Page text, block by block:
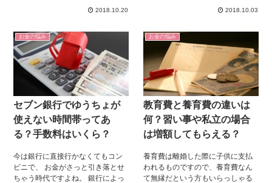
も、大みそかくらいになると「去
ものです。実際の金額がそれより
少ないと、へこんでいたりして。
当時は、1年前のことでもよく覚え
ていましたね。 しかし親になる
と、そうそう嬉しいとばかりも言
っていられません。 親戚の子に赤
ちゃんが産まれたけど、何歳から
上げればいいのかな？？ うちの
子、今年高校生になったけれどま
だ頂いていていいのかしら？ こ
齢にまつわる疑問について調べて
みました。
2018.10.20
しゃるのではないでしょうか。そ
んて打ち明けられることもあるか
もしれません。その彼女と交際が
順調に進み、いざ結婚となった場
合に気になるのが子供にかかる費
用。正直なところ、自分の子供じ
ゃないし…と考えてしまう方もい
らっしゃるはず。子供一人を成人
まで養うとなると約3,000万円の費
用がかかると言われていますが、
養育費を払わず、実の親である元
よね。そんな養育費に関する疑問
を解決していきましょう。
2018.10.03
お金の悩み
セブン銀行でゆうちょが
使えない時間帯ってあ
る？手数料はいくら？
今は銀行に直接行かなくてもコン
ビニで、 お金がさっと引き落とせ
ちゃう時代ですよね。 銀行によっ
お金の悩み
教育費と養育費の違いは
何？習い事や私立の場合
は増額してもらえる？
養育費は離婚した際に子供に支払
われるものですので、養育費なん
て無縁だという方もいらっしゃる